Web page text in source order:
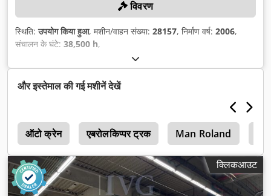
विवरण
स्थिति:उपयोग किया हुआ, मशीन/वाहन संख्या: 28157, निर्माण वर्ष: 2006,
संचालन के घंटे: 38,500 h,
और इस्तेमाल की गई मशीनें देखें
ऑटो क्रेन एबरोलकिप्पर ट्रक Man Roland
क्लिकआउट